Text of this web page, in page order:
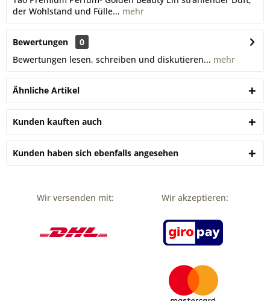
der Wohlstand und Fülle... mehr
Bewertungen
0
Bewertungen lesen, schreiben und diskutieren... mehr
Ähnliche Artikel
Kunden kauften auch
Kunden haben sich ebenfalls angesehen
Wir versenden mit: Wir akzeptieren: